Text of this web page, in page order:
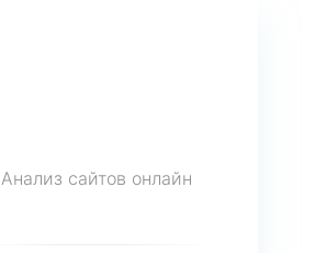
Анализ сайтов онлайн